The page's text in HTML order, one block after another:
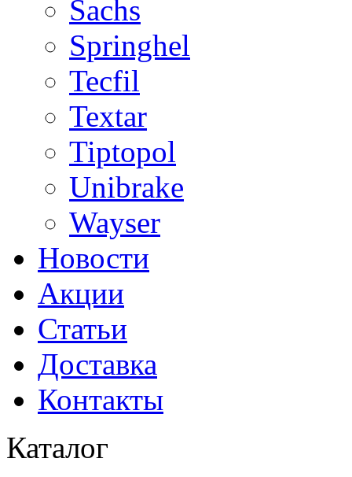
Sachs
Springhel
Tecfil
Textar
Tiptopol
Unibrake
Wayser
Новости
Акции
Статьи
Доставка
Контакты
Каталог